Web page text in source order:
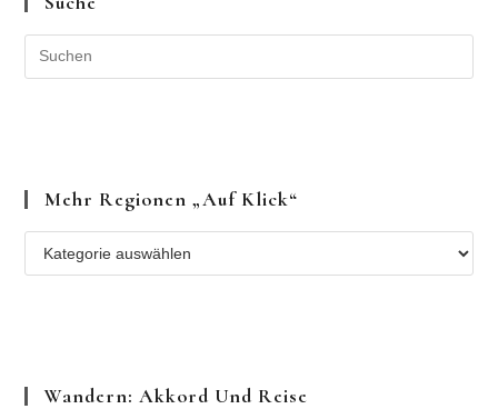
Mehr Regionen „auf Klick“
Regionen
Wandern: Akkord Und Reise